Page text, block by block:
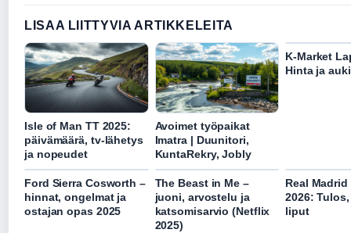
LISAA LIITTYVIA ARTIKKELEITA
Isle of Man TT 2025:
päivämäärä, tv-lähetys
ja nopeudet
Avoimet työpaikat
Imatra | Duunitori,
KuntaRekry, Jobly
K-Market
Hinta ja
Ford Sierra Cosworth –
hinnat, ongelmat ja
ostajan opas 2025
The Beast in Me –
juoni, arvostelu ja
katsomisarvio (Netflix
2025)
Real
2026:
liput